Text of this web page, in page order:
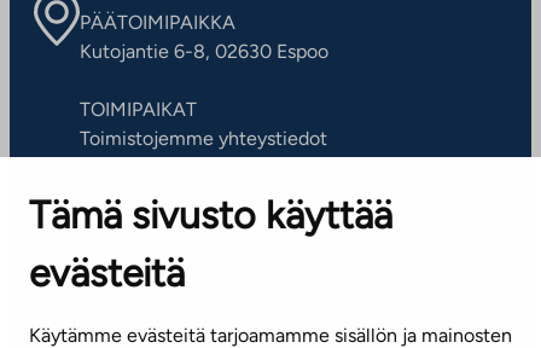
Tämä sivusto käyttää
evästeitä
Käytämme evästeitä tarjoamamme sisällön ja mainosten
PÄÄTOIMIPAIKKA
Kutojantie 6-8, 02630 Espoo
TOIMIPAIKAT
Toimistojemme yhteystiedot
ASIAKASPALVELUKESKUS
Puh. 045 7734 3777
(arkisin klo 8-16)
info@ta.fi